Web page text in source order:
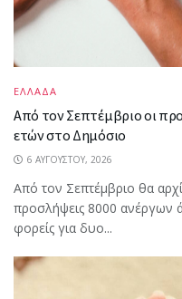
ΕΛΛΑΔΑ
Από τον Σεπτέμβριο οι
ετών στο Δημόσιο
6 ΑΥΓΟΎΣΤΟΥ, 2026
Από τον Σεπτέμβριο θα
προσλήψεις 8000 ανέργων
φορείς για δυο...